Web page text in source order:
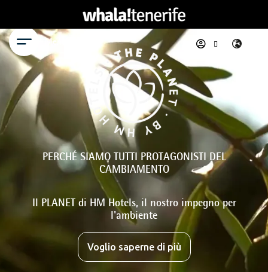
Menu
PERCHÉ SIAMO TUTTI PROTAGONISTI DEL
CAMBIAMENTO
Il PLANET di HM Hotels, il nostro impegno per
l'ambiente
Voglio saperne di più